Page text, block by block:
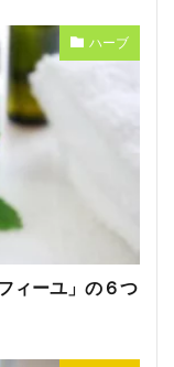
ハーブ
ィーユ」の６つ